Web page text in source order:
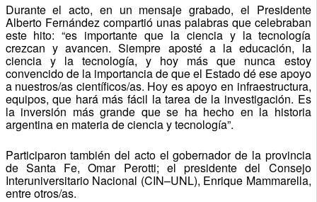
Durante el acto, en un mensaje grabado, el Presidente
Alberto Fernández compartió unas palabras que celebraban
este hito: “es importante que la ciencia y la tecnología
crezcan y avancen. Siempre aposté a la educación, la
ciencia y la tecnología, y hoy más que nunca estoy
convencido de la importancia de que el Estado dé ese apoyo
a nuestros/as científicos/as. Hoy es apoyo en infraestructura,
equipos, que hará más fácil la tarea de la investigación. Es
la inversión más grande que se ha hecho en la historia
argentina en materia de ciencia y tecnología”.
Participaron también del acto el gobernador de la provincia
de Santa Fe, Omar Perotti; el presidente del Consejo
Interuniversitario Nacional (CIN–UNL), Enrique Mammarella,
entre otros/as.